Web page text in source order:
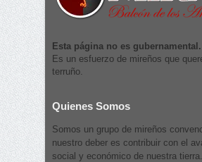
Esta página no es gubernamental.
Es un esfuerzo de mireños que
terruño.
Quienes Somos
Somos un grupo de mireños
nuestro deber es contribuir con el
social y económico de nuestra tierra.